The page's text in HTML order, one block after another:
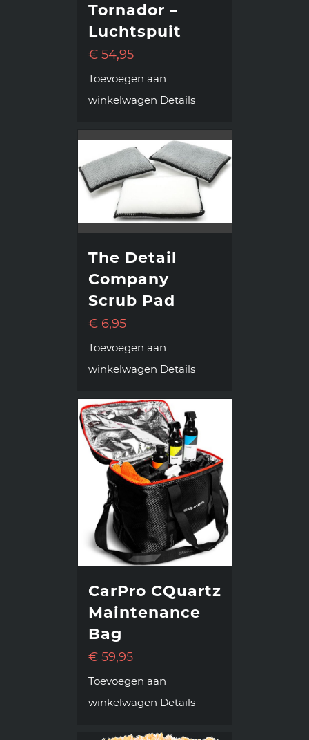
Tornador –
Luchtspuit
€54,95
Toevoegen aan
winkelwagen Details
The Detail
Company
Scrub Pad
€6,95
Toevoegen aan
winkelwagen Details
CarPro CQuartz
Maintenance
Bag
€59,95
Toevoegen aan
winkelwagen Details